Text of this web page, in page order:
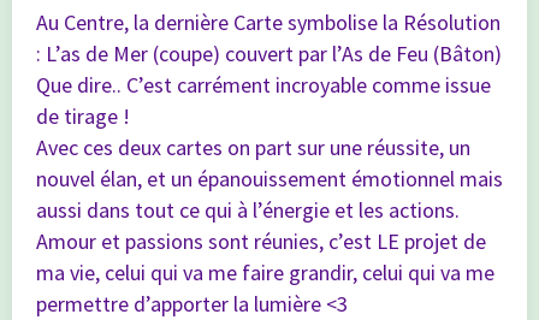
Au Centre, la dernière Carte symbolise la Résolution
: L’as de Mer (coupe) couvert par l’As de Feu (Bâton)
Que dire.. C’est carrément incroyable comme issue
de tirage !
Avec ces deux cartes on part sur une réussite, un
nouvel élan, et un épanouissement émotionnel mais
aussi dans tout ce qui à l’énergie et les actions.
Amour et passions sont réunies, c’est LE projet de
ma vie, celui qui va me faire grandir, celui qui va me
permettre d’apporter la lumière <3